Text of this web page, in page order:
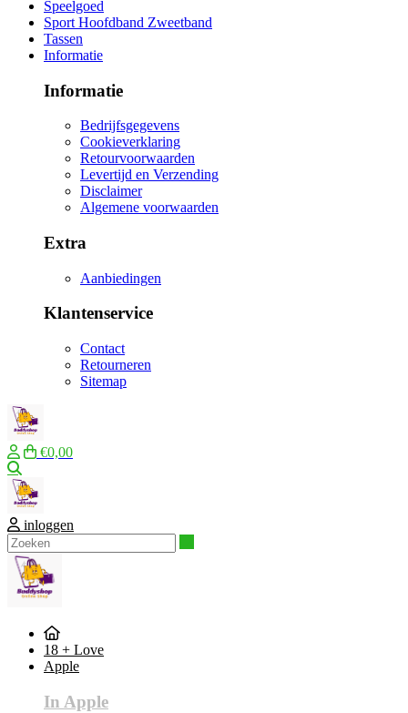
Speelgoed
Sport Hoofdband Zweetband
Tassen
Informatie
Informatie
Bedrijfsgegevens
Cookieverklaring
Retourvoorwaarden
Levertijd en Verzending
Disclaimer
Algemene voorwaarden
Extra
Aanbiedingen
Klantenservice
Contact
Retourneren
Sitemap
€0,00
inloggen
18 + Love
Apple
In Apple